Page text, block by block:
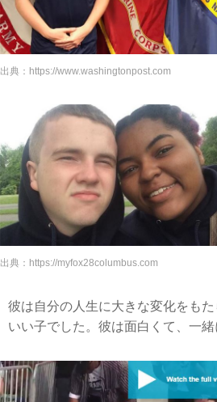
出典： https://www.washingtonpost.com
出典： https://myfox28columbus.com
彼は自分の人生に大きな変化をも
いい子でした。彼は面白くて、一